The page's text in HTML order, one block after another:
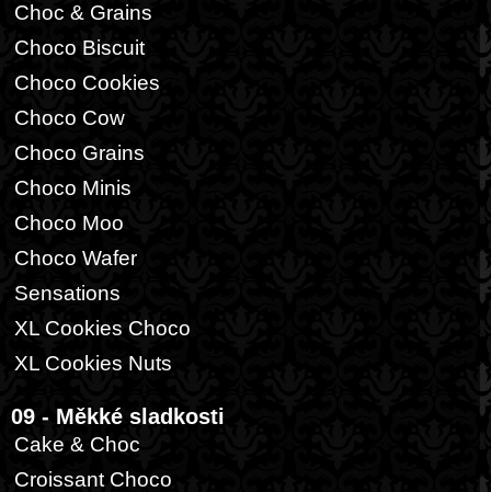
Choc & Grains
Choco Biscuit
Choco Cookies
Choco Cow
Choco Grains
Choco Minis
Choco Moo
Choco Wafer
Sensations
XL Cookies Choco
XL Cookies Nuts
09 - Měkké sladkosti
Cake & Choc
Croissant Choco